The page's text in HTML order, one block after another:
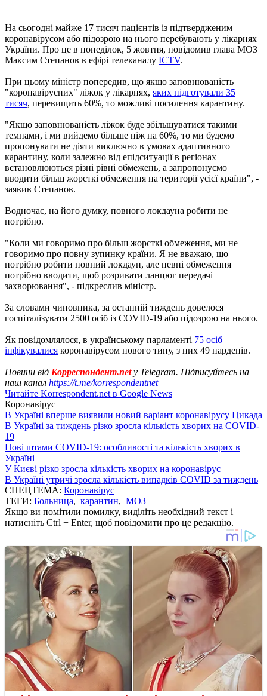
На сьогодні майже 17 тисяч пацієнтів із підтвердженим
коронавірусом або підозрою на нього перебувають у лікарнях
України. Про це в понеділок, 5 жовтня, повідомив глава МОЗ
Максим Степанов в ефірі телеканалу ICTV.
При цьому міністр попередив, що якщо заповнюваність
"коронавірусних" ліжок у лікарнях, яких підготували 35
тисяч, перевищить 60%, то можливі посилення карантину.
"Якщо заповнюваність ліжок буде збільшуватися такими
темпами, і ми вийдемо більше ніж на 60%, то ми будемо
пропонувати не діяти виключно в умовах адаптивного
карантину, коли залежно від епідситуації в регіонах
встановлюються різні рівні обмежень, а запропонуємо
вводити більш жорсткі обмеження на території усієї країни", -
заявив Степанов.
Водночас, на його думку, повного локдауна робити не
потрібно.
"Коли ми говоримо про більш жорсткі обмеження, ми не
говоримо про повну зупинку країни. Я не вважаю, що
потрібно робити повний локдаун, але певні обмеження
потрібно вводити, щоб розривати ланцюг передачі
захворювання", - підкреслив міністр.
За словами чиновника, за останній тиждень довелося
госпіталізувати 2500 осіб із COVID-19 або підозрою на нього.
Як повідомлялося, в українському парламенті 75 осіб
інфікувалися коронавірусом нового типу, з них 49 нардепів.
Новини від Корреспондент.netу Telegram. Підписуйтесь на
наш канал https://t.me/korrespondentnet
Читайте Korrespondent.net в Google News
Коронавірус
В Україні вперше виявили новий варіант коронавірусу Цикада
В Україні за тиждень різко зросла кількість хворих на COVID-
19
Нові штами COVID-19: особливості та кількість хворих в
Україні
У Києві різко зросла кількість хворих на коронавірус
В Україні утричі зросла кількість випадків COVID за тиждень
СПЕЦТЕМА: Коронавірус
ТЕГИ: Больница, карантин, МОЗ
Якщо ви помітили помилку, виділіть необхідний текст і
натисніть Ctrl + Enter, щоб повідомити про це редакцію.